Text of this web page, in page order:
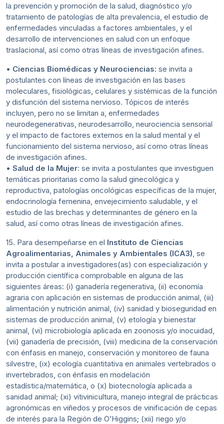
la prevención y promoción de la salud, diagnóstico y/o
tratamiento de patologías de alta prevalencia, el estudio de
enfermedades vinculadas a factores ambientales, y el
desarrollo de intervenciones en salud con un enfoque
traslacional, así como otras líneas de investigación afines.
• Ciencias Biomédicas y Neurociencias: se invita a
postulantes con líneas de investigación en las bases
moleculares, fisiológicas, celulares y sistémicas de la función
y disfunción del sistema nervioso. Tópicos de interés
incluyen, pero no se limitan a, enfermedades
neurodegenerativas, neurodesarrollo, neurociencia sensorial
y el impacto de factores externos en la salud mental y el
funcionamiento del sistema nervioso, así como otras líneas
de investigación afines.
• Salud de la Mujer: se invita a postulantes que investiguen
temáticas prioritarias como la salud ginecológica y
reproductiva, patologías oncológicas específicas de la mujer,
endocrinología femenina, envejecimiento saludable, y el
estudio de las brechas y determinantes de género en la
salud, así como otras líneas de investigación afines.
15. Para desempeñarse en el Instituto de Ciencias
Agroalimentarias, Animales y Ambientales (ICA3) , se
invita a postular a investigadores(as) con especialización y
producción científica comprobable en alguna de las
siguientes áreas: (i) ganadería regenerativa, (ii) economía
agraria con aplicación en sistemas de producción animal, (iii)
alimentación y nutrición animal, (iv) sanidad y bioseguridad en
sistemas de producción animal, (v) etología y bienestar
animal, (vi) microbiología aplicada en zoonosis y/o inocuidad,
(vii) ganadería de precisión, (viii) medicina de la conservación
con énfasis en manejo, conservación y monitoreo de fauna
silvestre, (ix) ecología cuantitativa en animales vertebrados o
invertebrados, con énfasis en modelación
estadística/matemática, o (x) biotecnología aplicada a
sanidad animal; (xi) vitivinicultura, manejo integral de prácticas
agronómicas en viñedos y procesos de vinificación de cepas
de interés para la Región de O’Higgins; (xii) riego y/o